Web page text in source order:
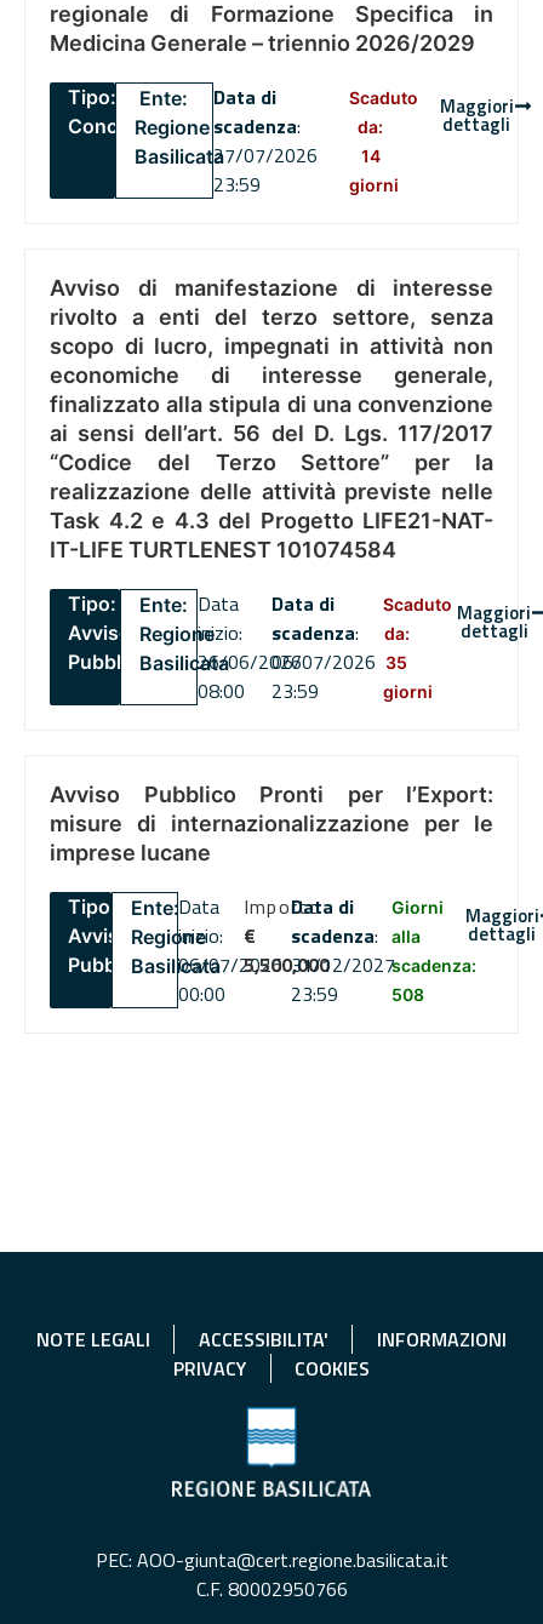
regionale di Formazione Specifica in
Medicina Generale – triennio 2026/2029
Tipo:
Concorsi
Ente:
Regione
Basilicata
Data di
scadenza:
27/07/2026
23:59
Scaduto
da:
14
giorni
Maggiori
dettagli
Avviso di manifestazione di interesse
rivolto a enti del terzo settore, senza
scopo di lucro, impegnati in attività non
economiche di interesse generale,
finalizzato alla stipula di una convenzione
ai sensi dell’art. 56 del D. Lgs. 117/2017
“Codice del Terzo Settore” per la
realizzazione delle attività previste nelle
Task 4.2 e 4.3 del Progetto LIFE21-NAT-
IT-LIFE TURTLENEST 101074584
Tipo:
Avviso
Pubblico
Ente:
Regione
Basilicata
Data
inizio:
26/06/2026
08:00
Data di
scadenza:
06/07/2026
23:59
Scaduto
da:
35
giorni
Maggiori
dettagli
Avviso Pubblico Pronti per l’Export:
misure di internazionalizzazione per le
imprese lucane
Tipo:
Avviso
Pubblico
Ente:
Regione
Basilicata
Data
inizio:
06/07/2026
00:00
Importo
€
5,500,000
Data di
scadenza:
31/12/2027
23:59
Giorni
alla
scadenza:
508
Maggiori
dettagli
NOTE LEGALI ACCESSIBILITA'
INFORMAZIONI
PRIVACY
COOKIES
PEC: AOO-giunta@cert.regione.basilicata.it
C.F. 80002950766